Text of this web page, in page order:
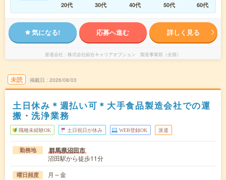
20代
30代 40代 50代 60代
気になる! 応募へ進む 詳しく見る
派遣会社 株式会社綜合キャリアオプション 製造事業部（全国）
未読 掲載日 2026/08/03
土日休み＊週払い可＊大手食品製造会社での運
搬・洗浄業務
職種未経験OK 土日祝日が休み WEB登録OK 派遣
勤務地 群馬県沼田市
沼田駅から徒歩11分
曜日頻度 月～金